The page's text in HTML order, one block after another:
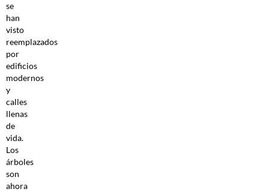
se
han
visto
reemplazados
por
edificios
modernos
y
calles
llenas
de
vida.
Los
árboles
son
ahora